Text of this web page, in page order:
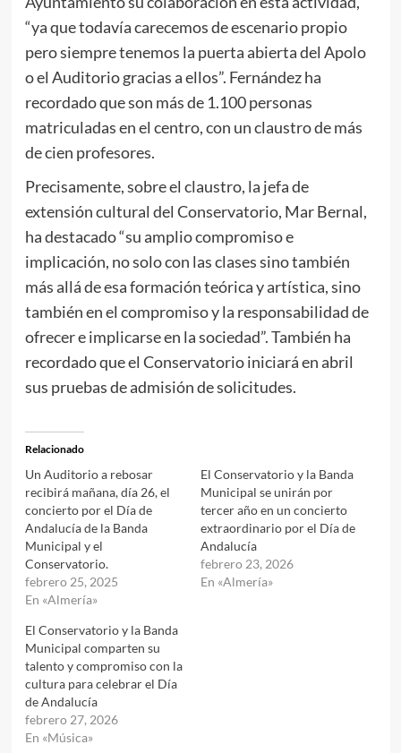
“ya que todavía carecemos de escenario propio
pero siempre tenemos la puerta abierta del Apolo
o el Auditorio gracias a ellos”. Fernández ha
recordado que son más de 1.100 personas
matriculadas en el centro, con un claustro de más
de cien profesores.
Precisamente, sobre el claustro, la jefa de
extensión cultural del Conservatorio, Mar Bernal,
ha destacado “su amplio compromiso e
implicación, no solo con las clases sino también
más allá de esa formación teórica y artística, sino
también en el compromiso y la responsabilidad de
ofrecer e implicarse en la sociedad”. También ha
recordado que el Conservatorio iniciará en abril
sus pruebas de admisión de solicitudes.
Relacionado
Un Auditorio a rebosar
recibirá mañana, día 26, el
concierto por el Día de
Andalucía de la Banda
Municipal y el
Conservatorio.
febrero 25, 2025
En «Almería»
El Conservatorio y la Banda
Municipal se unirán por
tercer año en un concierto
extraordinario por el Día de
Andalucía
febrero 23, 2026
En «Almería»
El Conservatorio y la Banda
Municipal comparten su
talento y compromiso con la
cultura para celebrar el Día
de Andalucía
febrero 27, 2026
En «Música»